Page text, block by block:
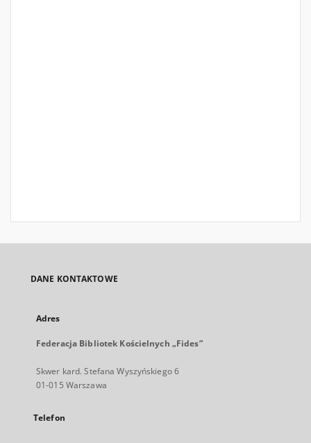
DANE KONTAKTOWE
Adres
Federacja Bibliotek Kościelnych „Fides”
Skwer kard. Stefana Wyszyńskiego 6
01-015 Warszawa
Telefon